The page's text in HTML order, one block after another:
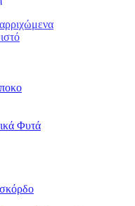
Φυτά